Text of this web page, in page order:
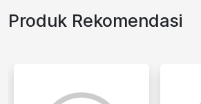
Produk Rekomendasi